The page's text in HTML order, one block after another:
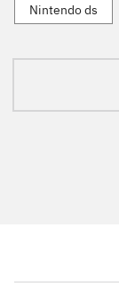
Nintendo ds